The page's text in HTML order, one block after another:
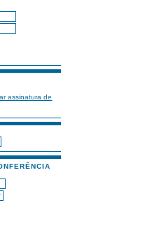
assinatura de